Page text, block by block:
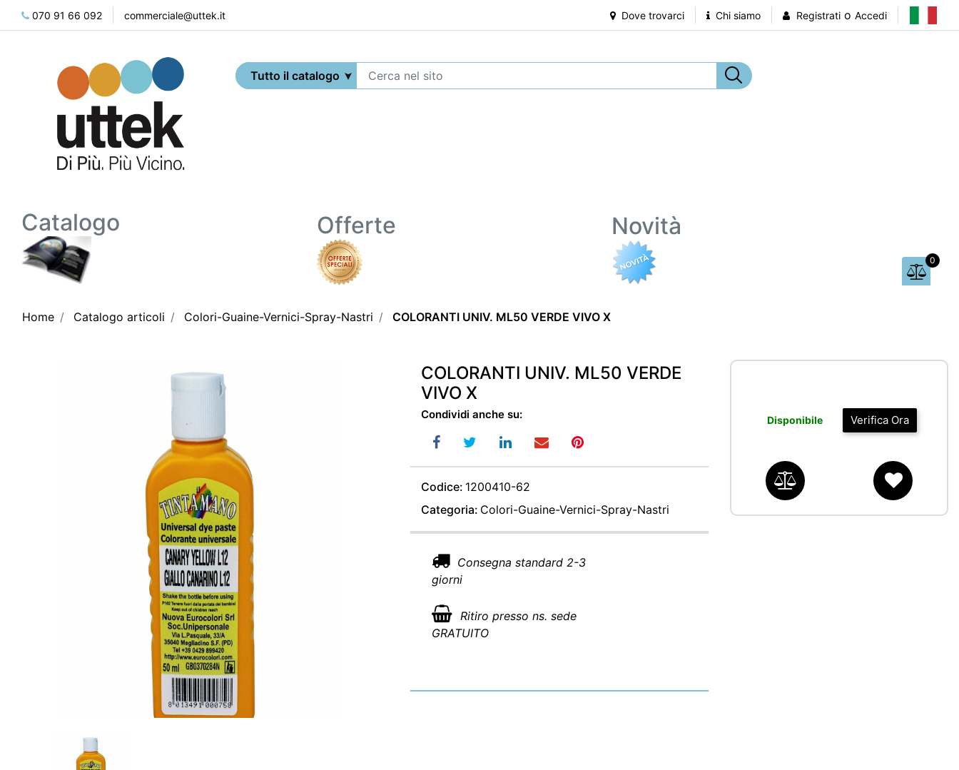
070 91 66 092 commerciale@uttek.it Dove trovarci Chi siamo Registrati o Accedi
Catalogo Offerte Novità
0
Home Catalogo articoli Colori-Guaine-Vernici-Spray-Nastri COLORANTI UNIV. ML50 VERDE VIVO X
COLORANTI UNIV. ML50 VERDE
VIVO X
Condividi anche su:
Codice: 1200410-62
Categoria: Colori-Guaine-Vernici-Spray-Nastri
Consegna standard 2-3
giorni
Ritiro presso ns. sede
GRATUITO
Verifica Ora
Disponibile